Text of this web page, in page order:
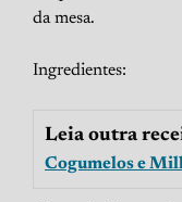
da mesa.
Ingredientes:
Leia outra
Cogumelos e